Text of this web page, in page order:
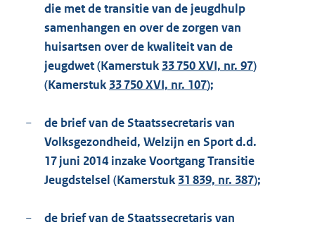
die met de transitie van de jeugdhulp
samenhangen en over de zorgen van
huisartsen over de kwaliteit van de
jeugdwet (Kamerstuk 33 750 XVI, nr. 97)
(Kamerstuk 33 750 XVI, nr. 107);
−
de brief van de Staatssecretaris van
Volksgezondheid, Welzijn en Sport d.d.
17 juni 2014 inzake Voortgang Transitie
Jeugdstelsel (Kamerstuk 31 839, nr. 387);
−
de brief van de Staatssecretaris van